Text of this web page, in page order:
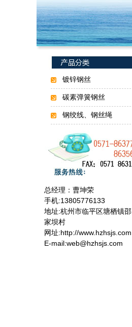
镀锌钢丝
碳素弹簧钢丝
钢绞线、钢丝绳
总经理：曹坤荣
手机:13805776133
地址:杭州市临平区塘栖镇邵
家坝村
网址:http://www.hzhsjs.com
E-mail:web@hzhsjs.com